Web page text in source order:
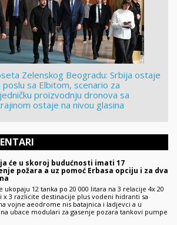
Zelenskog Beogradu: Srbija ostaje
poslu sa Elbitom, scenario za
proizvodnju dronova sa
ostaje na nivou glasina
će u skoroj budućnosti imati 17
požara a uz pomoć Erbasa opciju i za dva
12 tanka po 20 000 litara na 3 relacije 4x 20
x 3 razlicite destinacije plus vodeni hidranti sa
vojne aeodrome nis batajnica i ladjevci a u
ubace modulari za gasenje pozara tankovi pumpe